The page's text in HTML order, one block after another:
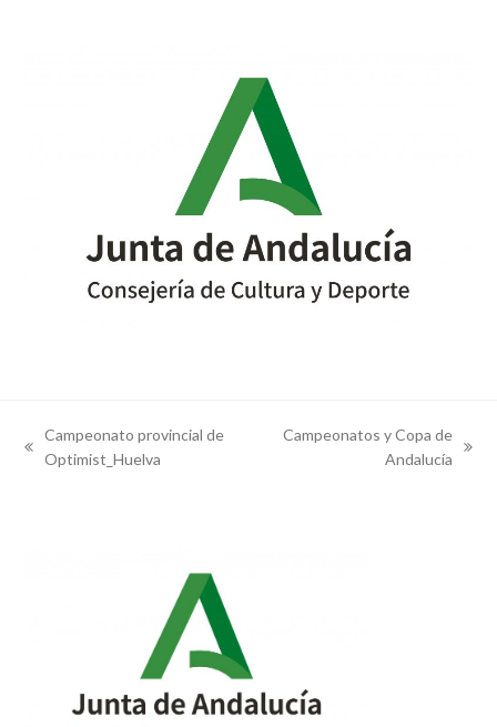
previous
Campeonato provincial de
Optimist_Huelva
Campeonatos y Copa de
Andalucía